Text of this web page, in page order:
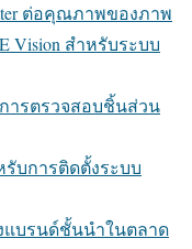
ต่อคุณภาพของภาพ
Vision สำหรับระบบ
ารตรวจสอบชิ้นส่วน
บการติดตั้งระบบ
แบรนด์ชั้นนำในตลาด